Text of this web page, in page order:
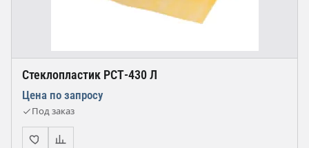
Стеклопластик РСТ-430 Л
Цена по запросу
Под заказ